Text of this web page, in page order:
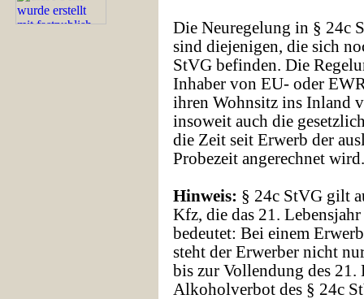
Die Neuregelung in § 24c
sind diejenigen, die sich
StVG befinden. Die
Inhaber von EU- oder
ihren Wohnsitz ins Inland
insoweit auch die
die Zeit seit Erwerb der
Probezeit angerechnet wird.
Hinweis: § 24c StVG gilt
Kfz, die das 21.
bedeutet: Bei einem
steht der Erwerber nicht
bis zur Vollendung des 21.
Alkoholverbot des § 24c